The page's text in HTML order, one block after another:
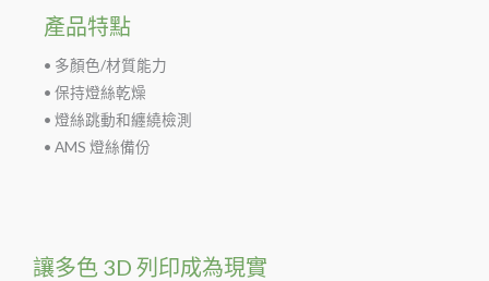
產品特點
• 多顏色/材質能力
• 保持燈絲乾燥
• 燈絲跳動和纏繞檢測
• AMS 燈絲備份
讓多色 3D 列印成為現實